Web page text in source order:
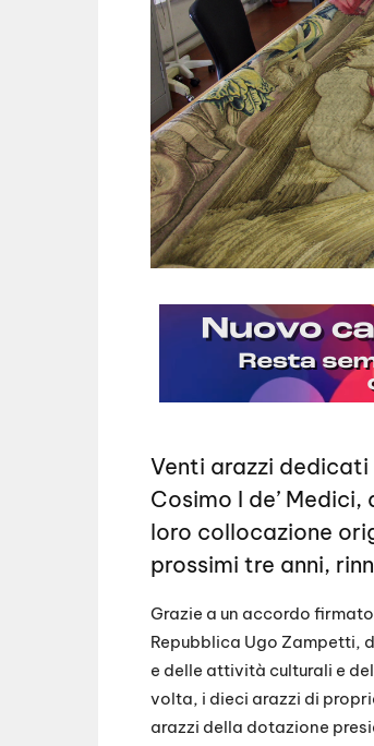
Venti arazzi
Cosimo I de’
loro collocazione
prossimi tre anni,
Grazie a un accordo
Repubblica Ugo Zampetti,
e delle attività culturali e
volta, i dieci arazzi di
arazzi della dotazione